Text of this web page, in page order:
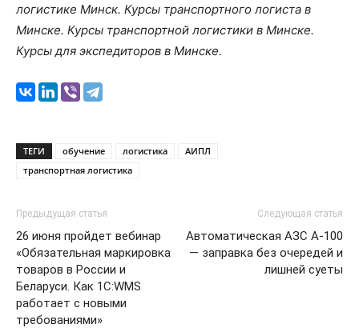
логистике Минск. Курсы транспортного логиста в
Минске. Курсы транспортной логистики в Минске.
Курсы для экспедиторов в Минске.
ТЕГИ обучение логистика
АИПЛ
транспортная логистика
Предыдущая статья
26 июня пройдет вебинар
«Обязательная маркировка
товаров в России и
Беларуси. Как 1С:WMS
работает с новыми
требованиями»
Следующая статья
Автоматическая АЗС А-100
— заправка без очередей и
лишней суеты